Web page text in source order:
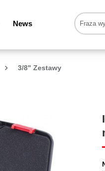
News
3/8" Zestawy